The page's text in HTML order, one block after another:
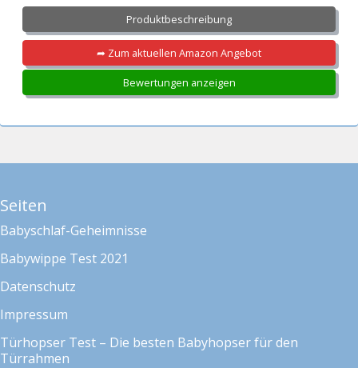
Produktbeschreibung
➦ Zum aktuellen Amazon Angebot
Bewertungen anzeigen
Seiten
Babyschlaf-Geheimnisse
Babywippe Test 2021
Datenschutz
Impressum
Türhopser Test – Die besten Babyhopser für den
Türrahmen